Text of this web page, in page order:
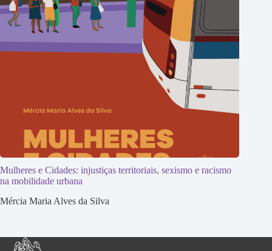
Mulheres e Cidades: injustiças territoriais, sexismo e racismo
na mobilidade urbana
Mércia Maria Alves da Silva